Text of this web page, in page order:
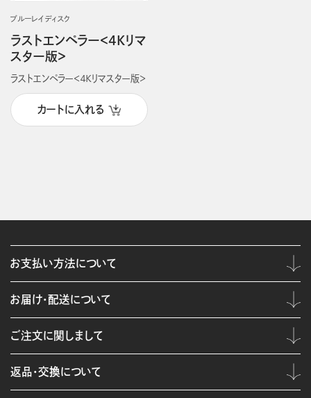
ブルーレイディスク
ラストエンペラー＜4Kリマ
スター版＞
ラストエンペラー＜４Ｋリマスター版＞
カートに入れる
お支払い方法について
お届け・配送について
ご注文に関しまして
返品・交換について